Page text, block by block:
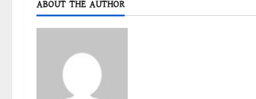
ABOUT THE AUTHOR